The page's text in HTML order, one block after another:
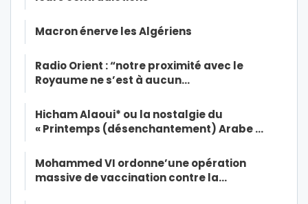
Macron énerve les Algériens
Radio Orient : “notre proximité avec le
Royaume ne s’est à aucun…
Hicham Alaoui* ou la nostalgie du
« Printemps (désenchantement) Arabe …
Mohammed VI ordonne’une opération
massive de vaccination contre la…